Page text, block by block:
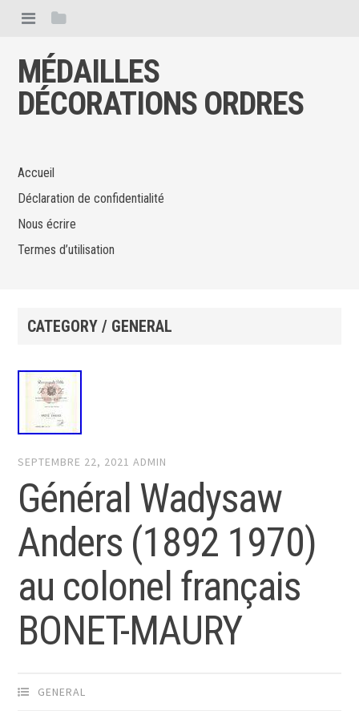
MÉDAILLES
DÉCORATIONS ORDRES
Accueil
Déclaration de confidentialité
Nous écrire
Termes d’utilisation
CATEGORY / GENERAL
SEPTEMBRE 22, 2021 ADMIN
Général Wadysaw
Anders (1892 1970)
au colonel français
BONET-MAURY
GENERAL